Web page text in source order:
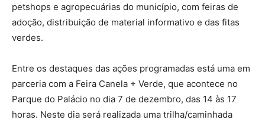
petshops e agropecuárias do município, com feiras de
adoção, distribuição de material informativo e das fitas
verdes.
Entre os destaques das ações programadas está uma em
parceria com a Feira Canela + Verde, que acontece no
Parque do Palácio no dia 7 de dezembro, das 14 às 17
horas. Neste dia será realizada uma trilha/caminhada